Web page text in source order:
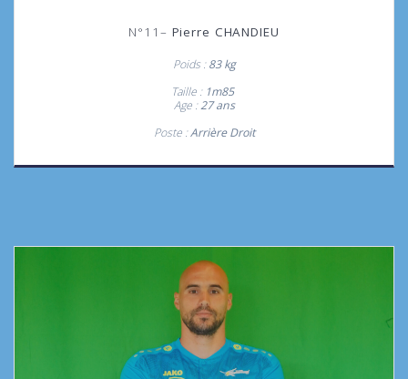
N°11 – Pierre CHANDIEU
Poids :83 kg
Taille : 1m85
Age :27ans
Poste :Arrière Droit